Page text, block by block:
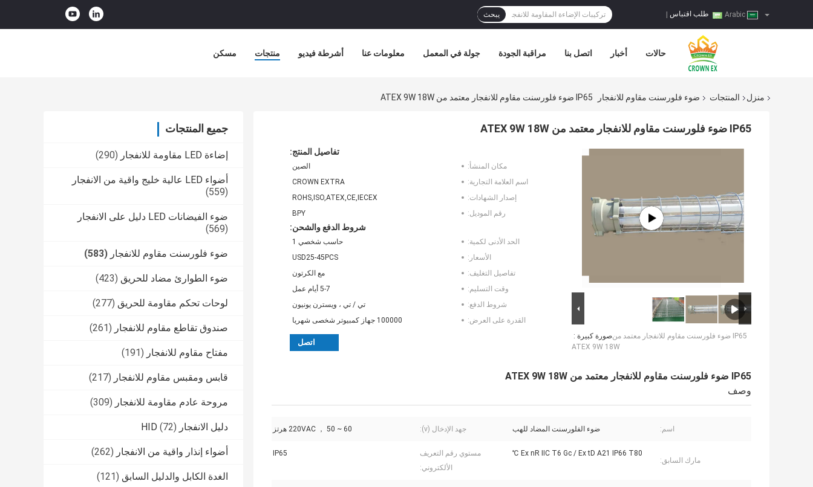
طلب اقتباس يبحث
مسكن منتجات أشرطة فيديو معلومات عنا جولة في المعمل مراقبة الجودة اتصل بنا أخبار حالات
منزل المنتجات ضوء فلورسنت مقاوم للانفجار IP65 ضوء فلورسنت مقاوم للانفجار معتمد من ATEX 9W 18W
جميع المنتجات
إضاءة LED مقاومة للانفجار (290)
أضواء LED عالية خليج واقية من الانفجار
(559)
ضوء الفيضانات LED دليل على الانفجار
(569)
ضوء فلورسنت مقاوم للانفجار (583)
ضوء الطوارئ مضاد للحريق (423)
لوحات تحكم مقاومة للحريق (277)
صندوق تقاطع مقاوم للانفجار (261)
مفتاح مقاوم للانفجار (191)
قابس ومقبس مقاوم للانفجار (217)
مروحة عادم مقاومة للانفجار (309)
دليل الانفجار HID (72)
أضواء إنذار واقية من الانفجار (262)
الغدة الكابل والدليل السابق (121)
IP65 ضوء فلورسنت مقاوم للانفجار معتمد من ATEX 9W 18W
صورة كبيرة :IP65 ضوء فلورسنت مقاوم للانفجار معتمد من
ATEX 9W 18W
تفاصيل المنتج:
مكان المنشأ:
الصين
اسم العلامة التجارية:
CROWN EXTRA
إصدار الشهادات:
ROHS,ISO,ATEX,CE,IECEX
رقم الموديل:
BPY
شروط الدفع والشحن:
الحد الأدنى لكمية:
حاسب شخصي 1
الأسعار:
USD25-45PCS
تفاصيل التغليف:
مع الكرتون
وقت التسليم:
5-7 أيام عمل
شروط الدفع:
تي / تي ، ويسترن يونيون
القدرة على العرض:
100000 جهاز كمبيوتر شخصى شهريا
اتصل
IP65 ضوء فلورسنت مقاوم للانفجار معتمد من ATEX 9W 18W
وصف
اسم: ضوء الفلورسنت المضاد للهب جهد الإدخال (v): 220VAC ， 50 ~ 60 هرتز
مارك السابق:
Ex nR IIC T6 Gc / Ex tD A21 IP66 T80 ℃
مستوي رقم التعريف
الألكتروني:
IP65